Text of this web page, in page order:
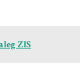
ZIS